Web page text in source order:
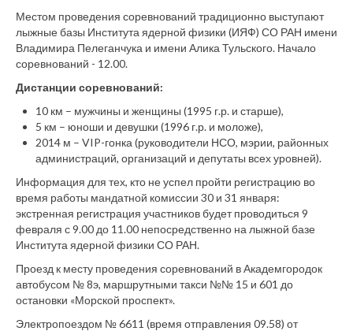
Местом проведения соревнований традиционно выступают
лыжные базы Института ядерной физики (ИЯФ) СО РАН имени
Владимира Пелеганчука и имени Алика Тульского. Начало
соревнований - 12.00.
Дистанции соревнований:
10 км – мужчины и женщины (1995 г.р. и старше),
5 км – юноши и девушки (1996 г.р. и моложе),
2014 м – VIP-гонка (руководители НСО, мэрии, районных
администраций, организаций и депутаты всех уровней).
Информация для тех, кто не успел пройти регистрацию во
время работы мандатной комиссии 30 и 31 января:
экстренная регистрация участников будет проводиться 9
февраля с 9.00 до 11.00 непосредственно на лыжной базе
Института ядерной физики СО РАН.
Проезд к месту проведения соревнований в Академгородок
автобусом № 8э, маршрутными такси №№ 15 и 601 до
остановки «Морской проспект».
Электропоездом № 6611 (время отправления 09.58) от